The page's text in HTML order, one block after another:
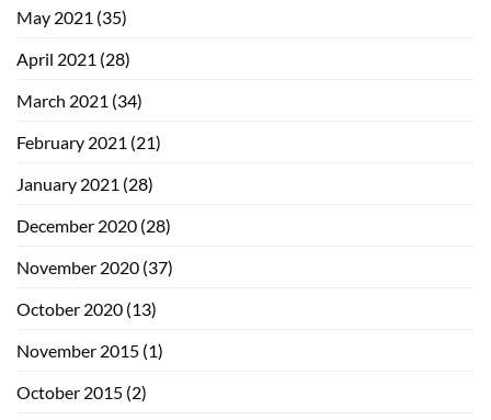
May 2021 (35)
April 2021 (28)
March 2021 (34)
February 2021 (21)
January 2021 (28)
December 2020 (28)
November 2020 (37)
October 2020 (13)
November 2015 (1)
October 2015 (2)